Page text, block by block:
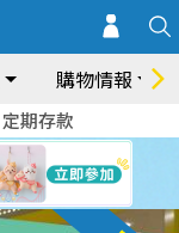
購物情報
定期存款